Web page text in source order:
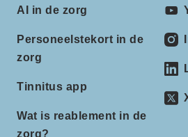
AI in de zorg
Personeelstekort in de
zorg
Tinnitus app
Wat is reablement in de
zorg?